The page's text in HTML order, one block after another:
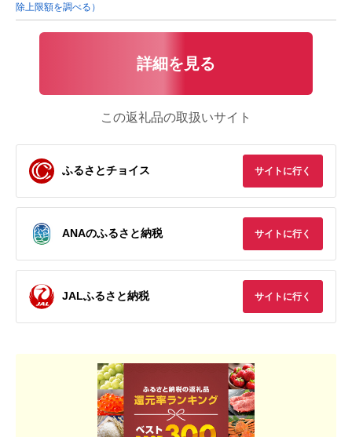
除上限額を調べる）
詳細を見る
この返礼品の取扱いサイト
ふるさとチョイス サイトに行く
ANAのふるさと納税 サイトに行く
JALふるさと納税 サイトに行く